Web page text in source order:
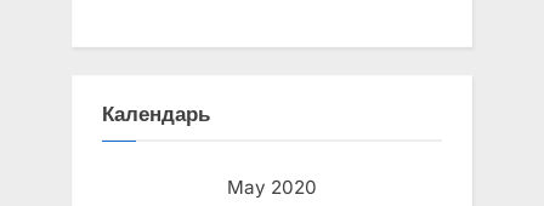
Календарь
May 2020